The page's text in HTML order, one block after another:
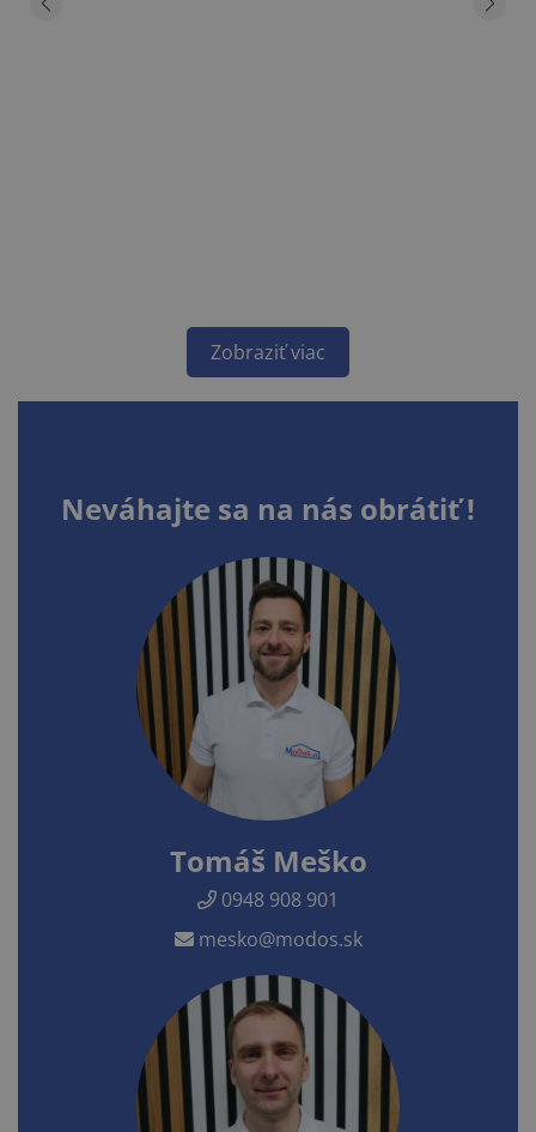
Zobraziť viac
Neváhajte sa na nás obrátiť !
Tomáš Meško
0948 908 901
mesko@modos.sk